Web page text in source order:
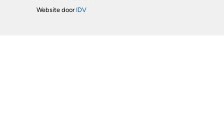
Website door IDV